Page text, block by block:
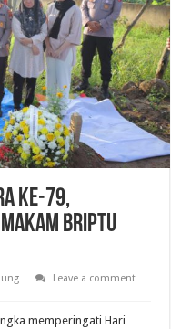
ke-79,
Briptu
Leave a comment
memperingati Hari